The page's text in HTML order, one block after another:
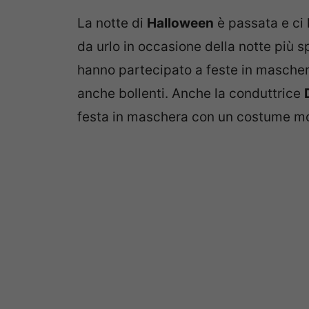
La notte di Halloween è passata e
da urlo in occasione della notte più
hanno partecipato a feste in
anche bollenti. Anche la conduttrice
festa in maschera con un costume